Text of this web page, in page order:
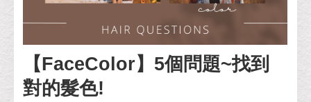
【FaceColor】5個問題~找到
對的髮色!